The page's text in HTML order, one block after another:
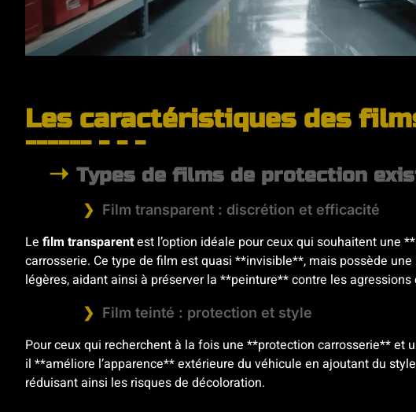
Les caractéristiques des
Types de films de protection
Film transparent : discrétion et efficacité
Le film transparentest l’option idéale pour ceux qui souhaitent une
carrosserie. Ce type de film est quasi **invisible**, mais possède
légères, aidant ainsi à préserver la **peinture** contre les
Film teinté : protection et style
Pour ceux qui recherchent à la fois une **protection carrosserie**
il **améliore l’apparence** extérieure du véhicule en ajoutant du
réduisant ainsi les risques de décoloration.